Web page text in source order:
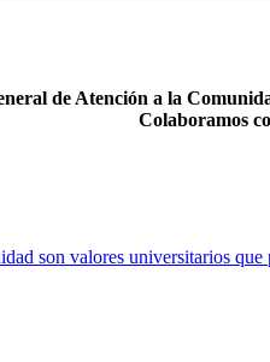
de Atención a la
Colaboramos
son valores universitarios que